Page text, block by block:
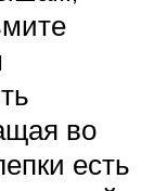
во
есть